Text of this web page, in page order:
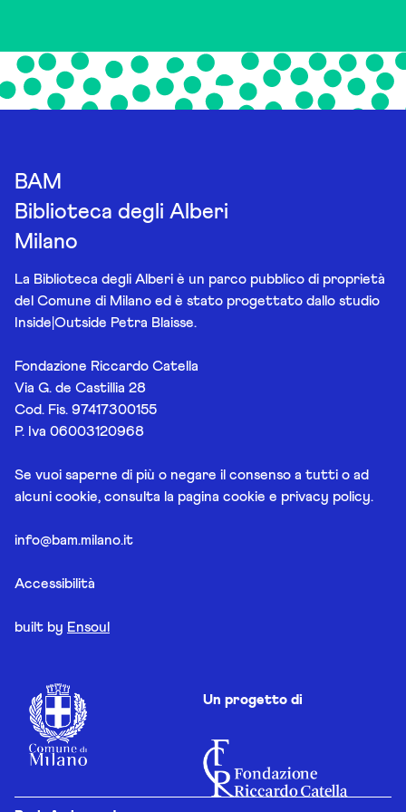
BAM
Biblioteca degli Alberi
Milano
La Biblioteca degli Alberi è un parco pubblico di proprietà
del Comune di Milano ed è stato progettato dallo studio
Inside|Outside Petra Blaisse.
Fondazione Riccardo Catella
Via G. de Castillia 28
Cod. Fis. 97417300155
P. Iva 06003120968
Se vuoi saperne di più o negare il consenso a tutti o ad
alcuni cookie, consulta la pagina cookie e privacy policy.
info@bam.milano.it
Accessibilità
built by Ensoul
Un progetto di